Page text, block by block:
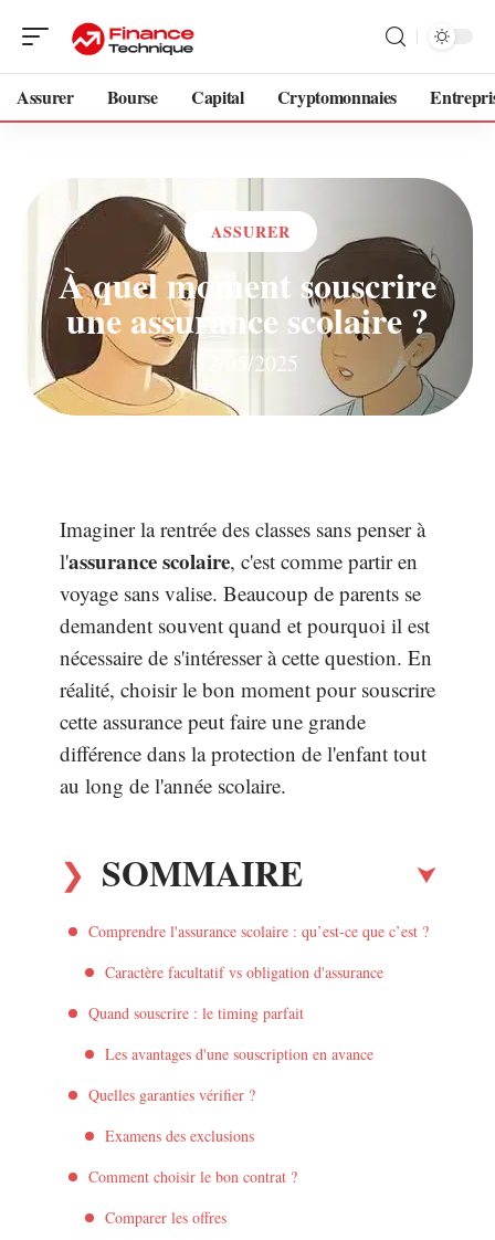
Assurer Bourse Capital Cryptomonnaies
ASSURER
À quel moment souscrire
une assurance scolaire ?
12/05/2025
Imaginer la rentrée des classes sans penser à
l'assurance scolaire, c'est comme partir en
voyage sans valise. Beaucoup de parents se
demandent souvent quand et pourquoi il est
nécessaire de s'intéresser à cette question. En
réalité, choisir le bon moment pour souscrire
cette assurance peut faire une grande
différence dans la protection de l'enfant tout
au long de l'année scolaire.
SOMMAIRE
Comprendre l'assurance scolaire : qu’est-ce que c’est ?
Caractère facultatif vs obligation d'assurance
Quand souscrire : le timing parfait
Les avantages d'une souscription en avance
Quelles garanties vérifier ?
Examens des exclusions
Comment choisir le bon contrat ?
Comparer les offres